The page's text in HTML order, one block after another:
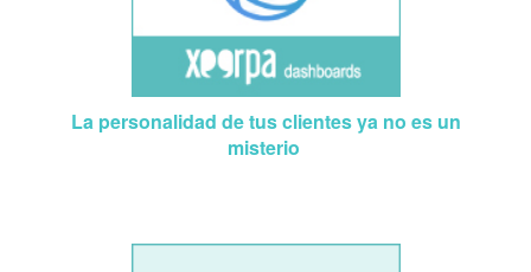
La personalidad de tus clientes ya no es un
misterio